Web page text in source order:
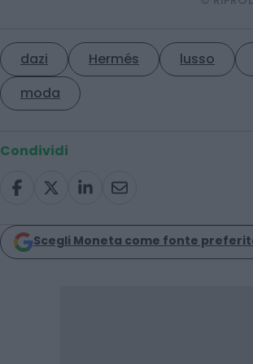
dazi Hermés lusso
moda
Condividi
Scegli Moneta come fonte